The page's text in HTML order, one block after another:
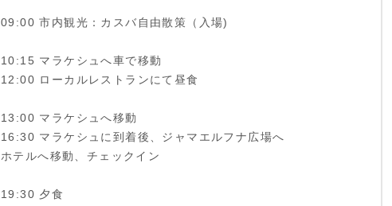
09:00 市内観光：カスバ自由散策（入場)
10:15 マラケシュへ車で移動
12:00 ローカルレストランにて昼食
13:00 マラケシュへ移動
16:30 マラケシュに到着後、ジャマエルフナ広場へ
ホテルへ移動、チェックイン
19:30 夕食